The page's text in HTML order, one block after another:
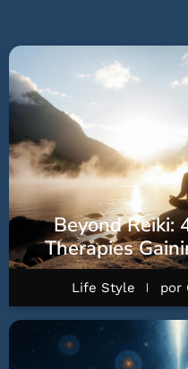
Beyond Reiki:
Therapies
Life Style por